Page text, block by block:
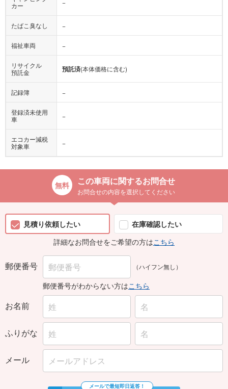
カー
−
たばこ臭なし −
福祉車両 −
リサイクル
預託金
預託済(本体価格に含む)
記録簿 −
登録済未使用
車
−
エコカー減税
対象車
−
この車両に関するお問合せ
お問合せの内容を選択してください
見積り依頼したい
在庫確認したい
詳細なお問合せをご希望の方はこちら
郵便番号 （ハイフン無し）
郵便番号がわからない方はこちら
お名前
ふりがな
メール